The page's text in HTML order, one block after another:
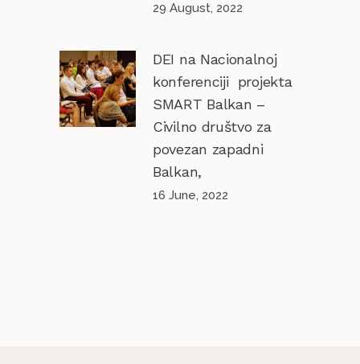
29 August, 2022
DEI na Nacionalnoj
konferenciji projekta
SMART Balkan –
Civilno društvo za
povezan zapadni
Balkan,
16 June, 2022